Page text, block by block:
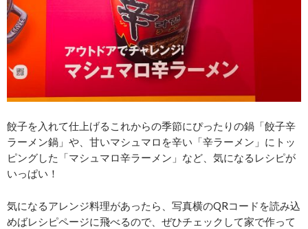
餃子を入れて仕上げるこれからの季節にぴったりの鍋「餃子辛
ラーメン鍋」や、甘いマシュマロを辛い「辛ラーメン」にトッ
ピングした「マシュマロ辛ラーメン」など、気になるレシピが
いっぱい！
気になるアレンジ料理があったら、写真横のQRコードを読み込
めばレシピページに飛べるので、ぜひチェックして家で作って